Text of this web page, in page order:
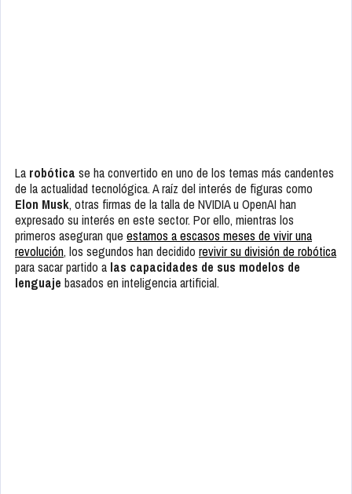
La robótica se ha convertido en uno de los temas más candentes
de la actualidad tecnológica. A raíz del interés de figuras como
Elon Musk, otras firmas de la talla de NVIDIA u OpenAI han
expresado su interés en este sector. Por ello, mientras los
primeros aseguran que estamos a escasos meses de vivir una
revolución, los segundos han decidido revivir su división de robótica
para sacar partido a las capacidades de sus modelos de
lenguaje basados en inteligencia artificial.